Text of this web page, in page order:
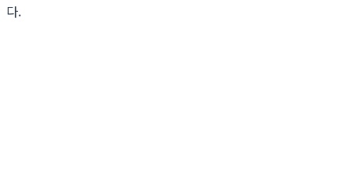
다.